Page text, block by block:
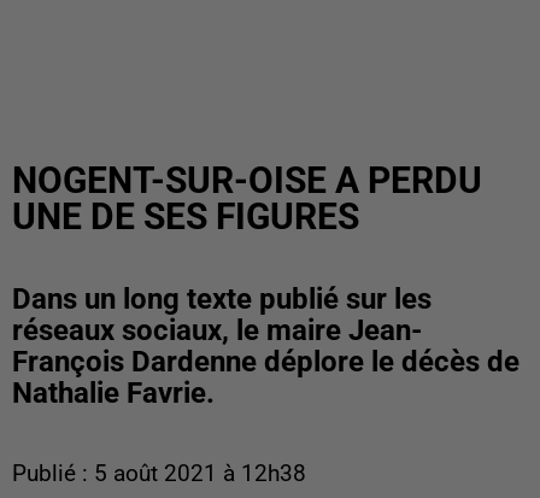
NOGENT-SUR-OISE A PERDU
UNE DE SES FIGURES
Dans un long texte publié sur les
réseaux sociaux, le maire Jean-
François Dardenne déplore le décès de
Nathalie Favrie.
Publié : 5 août 2021 à 12h38